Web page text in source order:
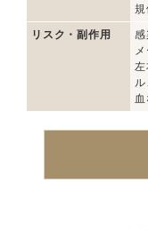
リスク・副作用